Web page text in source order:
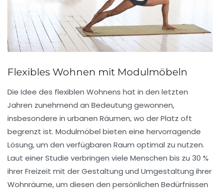
Flexibles Wohnen mit Modulmöbeln
Die Idee des flexiblen Wohnens hat in den letzten
Jahren zunehmend an Bedeutung gewonnen,
insbesondere in urbanen Räumen, wo der Platz oft
begrenzt ist. Modulmöbel bieten eine hervorragende
Lösung, um den verfügbaren Raum optimal zu nutzen.
Laut einer Studie verbringen viele Menschen bis zu 30 %
ihrer Freizeit mit der Gestaltung und Umgestaltung ihrer
Wohnräume, um diesen den persönlichen Bedürfnissen